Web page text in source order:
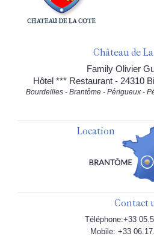
Château de
Family Olivier
Hôtel *** Restaurant - 24310
Bourdeilles - Brantôme - Périgueux -
Location
Contact
Téléphone:+33
Mobile: +33